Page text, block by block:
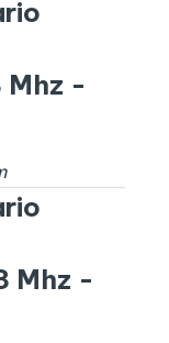
Mhz -
Mhz -